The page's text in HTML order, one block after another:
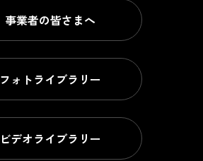
事業者の皆さまへ
フォトライブラリー
ビデオライブラリー